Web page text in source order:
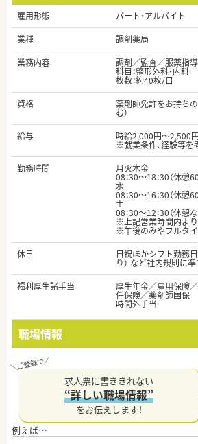
雇用形態
パート・アルバイト
業種
調剤薬局
業務内容
調剤／監査／服薬指導
科目：整形外科・内科
枚数：約40枚/日
資格
薬剤師免許をお持ち
む）
給与
時給2,000円～2,500円
※就業条件、経験等を
勤務時間
月火木金
08：30～18：30（休憩
水
08：30～16：30（休憩
土
08：30～12：30（休憩な
※上記営業時間内より
※午後のみやフルタ
休日
日祝ほかシフト勤務
り） など社内規則に
福利厚生諸手当
厚生年金／雇用保険
任保険／薬剤師国保
時間外手当
職場情報
求人票に書ききれない
“詳しい職場情報”
をお伝えします！